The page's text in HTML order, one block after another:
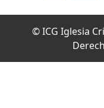
© ICG Iglesia